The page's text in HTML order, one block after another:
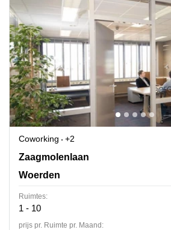
Coworking
+2
Zaagmolenlaan 4, Woerden
Zaagmolenlaan
Woerden
Ruimtes:
1 - 10
prijs pr. Ruimte pr. Maand: